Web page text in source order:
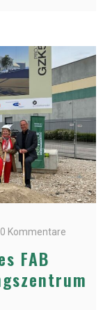
0 Kommentare
FAB